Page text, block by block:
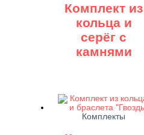
Комплект из
кольца и
серёг с
камнями
Комплекты